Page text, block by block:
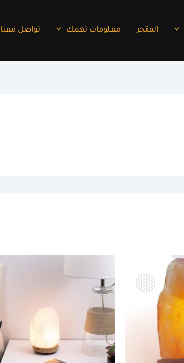
المتجر معلومات تهمك تواصل معنا